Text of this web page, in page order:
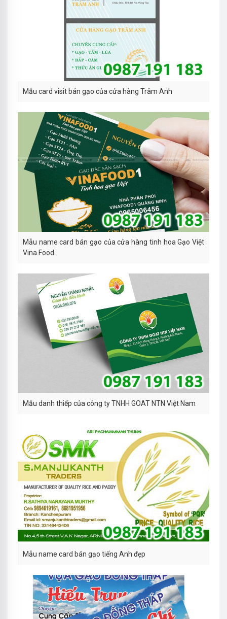
Mẫu card visit bán gạo của cửa hàng Trâm Anh
Mẫu name card bán gạo của cửa hàng tinh hoa Gạo Việt
Vina Food
Mẫu danh thiếp của công ty TNHH GOAT NTN Việt Nam
Mẫu name card bán gạo tiếng Anh đẹp